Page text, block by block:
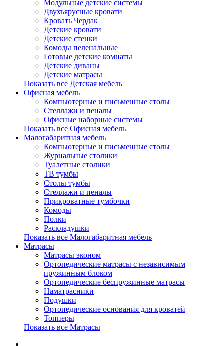
Модульные детские системы
Двухъярусные кровати
Кровать Чердак
Детские кровати
Детские стенки
Комоды пеленальные
Готовые детские комнаты
Детские диваны
Детские матрасы
Показать все Детская мебель
Офисная мебель
Компьютерные и письменные столы
Стеллажи и пеналы
Офисные наборные системы
Показать все Офисная мебель
Малогабаритная мебель
Компьютерные и письменные столы
Журнальные столики
Туалетные столики
ТВ тумбы
Столы тумбы
Стеллажи и пеналы
Прикроватные тумбочки
Комоды
Полки
Раскладушки
Показать все Малогабаритная мебель
Матрасы
Матрасы эконом
Ортопедические матрасы с независимым
пружинным блоком
Ортопедические беспружинные матрасы
Наматрасники
Подушки
Ортопедические основания для кроватей
Топперы
Показать все Матрасы